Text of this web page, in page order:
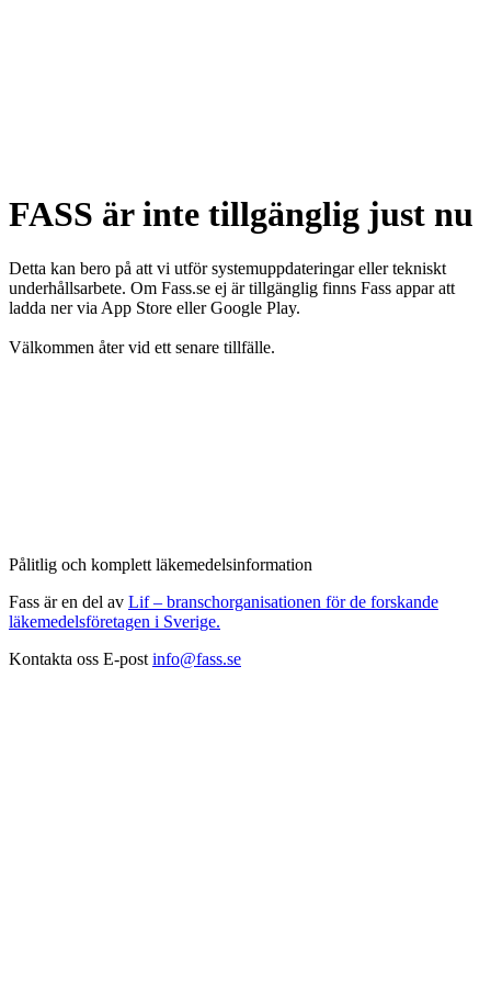
FASS är inte tillgänglig just nu
Detta kan bero på att vi utför systemuppdateringar eller tekniskt
underhållsarbete. Om Fass.se ej är tillgänglig finns Fass appar att
ladda ner via App Store eller Google Play.
Välkommen åter vid ett senare tillfälle.
Pålitlig och komplett läkemedelsinformation
Fass är en del av Lif – branschorganisationen för de forskande
läkemedelsföretagen i Sverige.
Kontakta oss E-post info@fass.se